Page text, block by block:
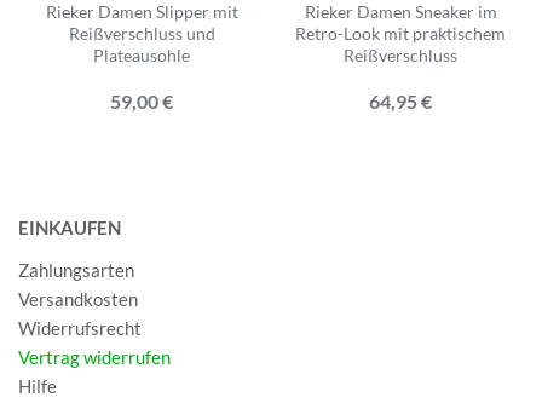
Rieker Damen Slipper mit
Reißverschluss und
Plateausohle
59,00 €
Rieker Damen Sneaker im
Retro-Look mit praktischem
Reißverschluss
64,95 €
EINKAUFEN
Zahlungsarten
Versandkosten
Widerrufsrecht
Vertrag widerrufen
Hilfe